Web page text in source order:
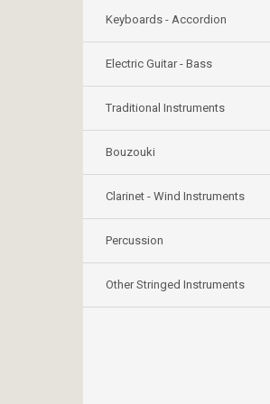
Keyboards - Accordion
Electric Guitar - Bass
Traditional Instruments
Bouzouki
Clarinet - Wind Instruments
Percussion
Other Stringed Instruments